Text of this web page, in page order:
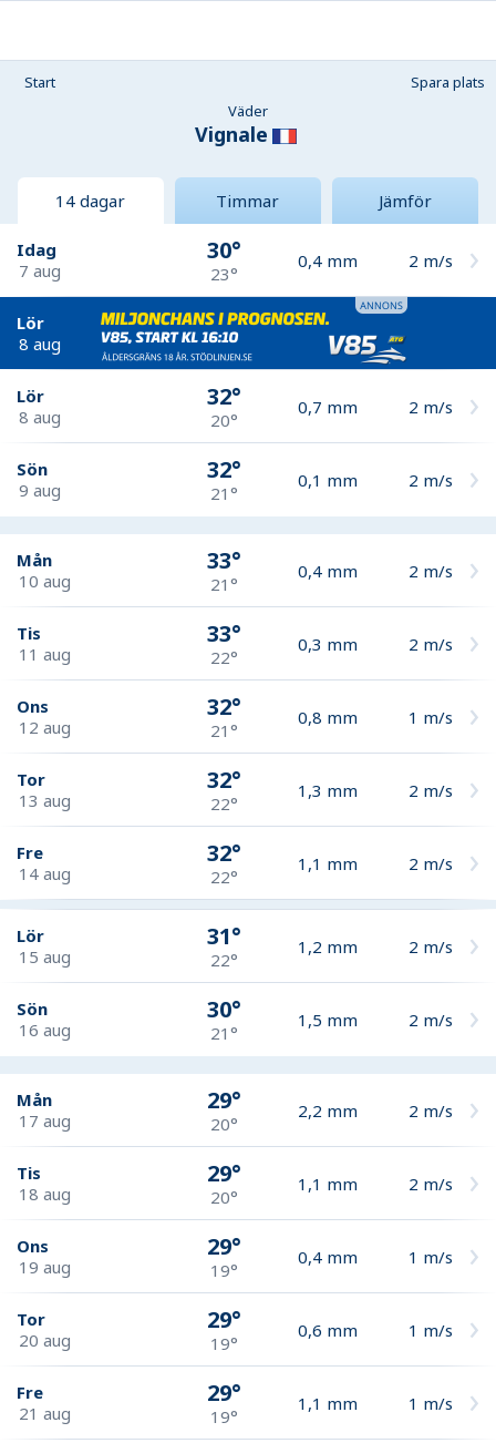
Start
Spara plats
Väder
Vignale
14 dagar Timmar Jämför
Idag
7 aug
30°
23°
0,4 mm 2 m/s
Lör
8 aug
Lör
8 aug
32°
20°
0,7 mm 2 m/s
Sön
9 aug
32°
21°
0,1 mm 2 m/s
Mån
10 aug
33°
21°
0,4 mm 2 m/s
Tis
11 aug
33°
22°
0,3 mm 2 m/s
Ons
12 aug
32°
21°
0,8 mm 1 m/s
Tor
13 aug
32°
22°
1,3 mm 2 m/s
Fre
14 aug
32°
22°
1,1 mm 2 m/s
Lör
15 aug
31°
22°
1,2 mm 2 m/s
Sön
16 aug
30°
21°
1,5 mm 2 m/s
Mån
17 aug
29°
20°
2,2 mm 2 m/s
Tis
18 aug
29°
20°
1,1 mm 2 m/s
Ons
19 aug
29°
19°
0,4 mm 1 m/s
Tor
20 aug
29°
19°
0,6 mm 1 m/s
Fre
21 aug
29°
19°
1,1 mm 1 m/s